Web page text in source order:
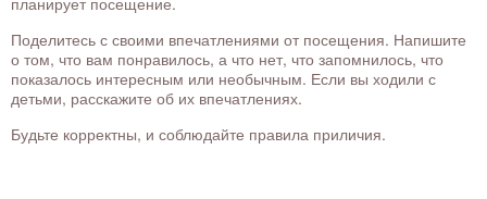
Поделитесь с своими впечатлениями от посещения. Напишите
о том, что вам понравилось, а что нет, что запомнилось, что
показалось интересным или необычным. Если вы ходили с
детьми, расскажите об их впечатлениях.
Будьте корректны, и соблюдайте правила приличия.